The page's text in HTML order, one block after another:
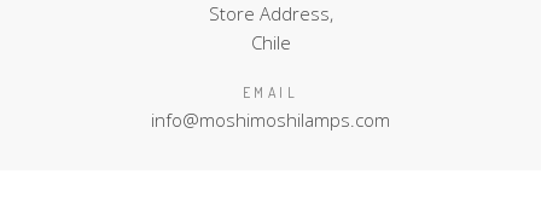
Store Address,
Chile
EMAIL
info@moshimoshilamps.com